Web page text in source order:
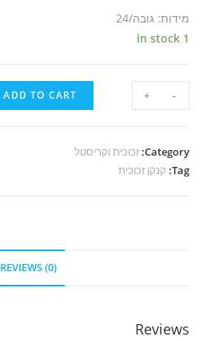
מידות: גובה/24
1 in stock
-
+
ADD TO CART
Category: זכוכית וקריסטל
Tag: קנקן זכוכית
REVIEWS (0)
Reviews